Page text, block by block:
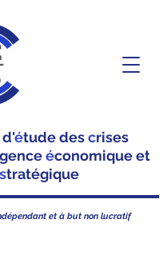
étude descrises
économique et
stratégique
et à but non lucratif